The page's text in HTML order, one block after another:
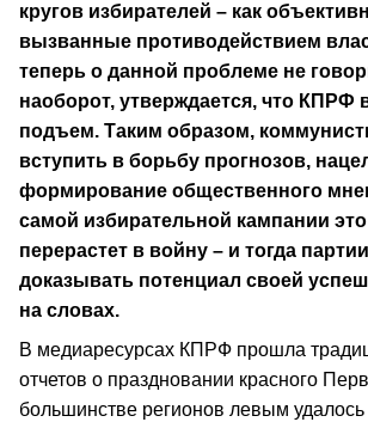
кругов избирателей – как
вызванные противодействием
теперь о данной проблеме не
наоборот, утверждается, что КПРФ
подъем. Таким образом,
вступить в борьбу прогнозов,
формирование общественного
самой избирательной кампании
перерастет в войну – и тогда
доказывать потенциал своей
на словах.
В медиаресурсах КПРФ прошла
отчетов о праздновании красного
большинстве регионов левым удалось